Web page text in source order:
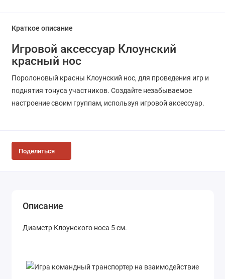
Краткое описание
Игровой аксессуар Клоунский
красный нос
Поролоновый красны Клоунский нос, для проведения игр и
поднятия тонуса участников. Создайте незабываемое
настроение своим группам, используя игровой аксессуар.
Поделиться
Описание
Диаметр Клоунского носа 5 см.